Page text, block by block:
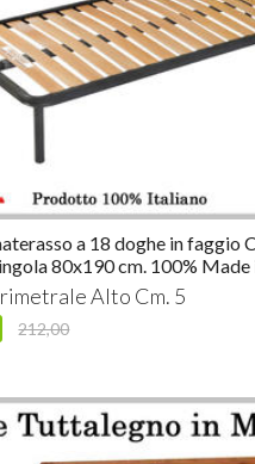
a 18 doghe in faggio
80x190 cm. 100%
Alto Cm. 5
212,00